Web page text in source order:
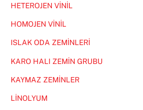
HETEROJEN VİNİL
HOMOJEN VİNİL
ISLAK ODA ZEMİNLERİ
KARO HALI ZEMİN GRUBU
KAYMAZ ZEMİNLER
LİNOLYUM